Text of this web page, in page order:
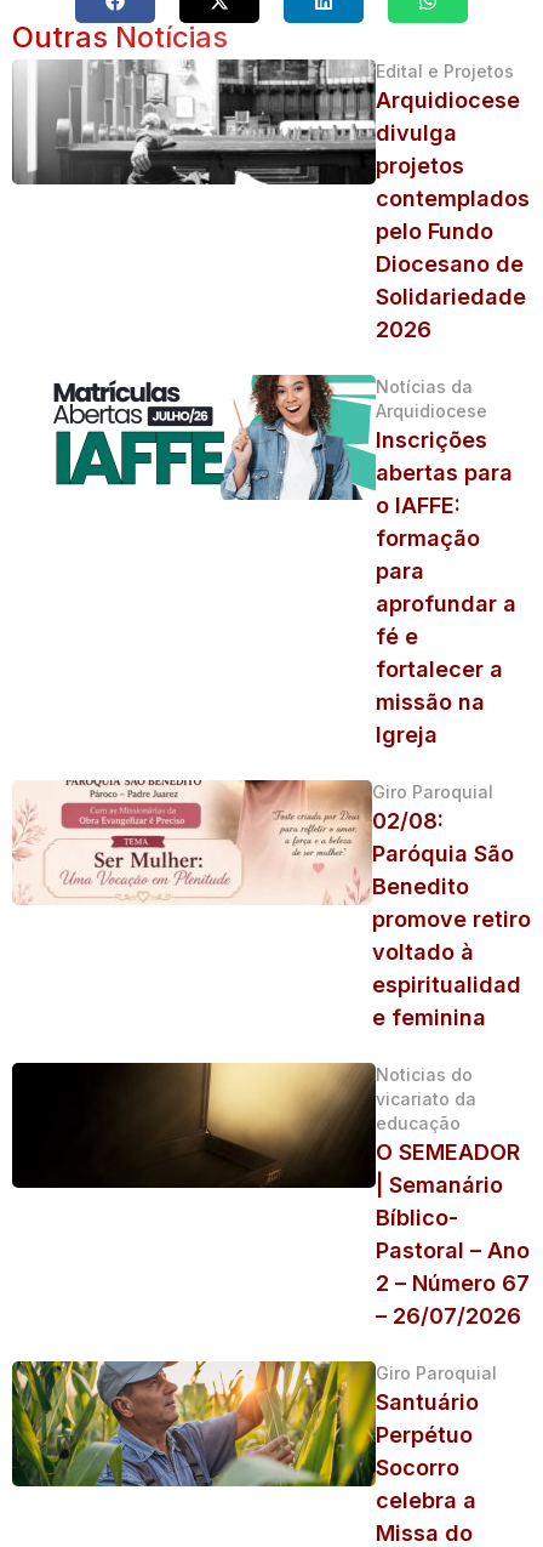
Outras Notícias
Edital e Projetos
Arquidiocese
divulga
projetos
contemplados
pelo Fundo
Diocesano de
Solidariedade
2026
Notícias da
Arquidiocese
Inscrições
abertas para
o IAFFE:
formação
para
aprofundar a
fé e
fortalecer a
missão na
Igreja
Giro Paroquial
02/08:
Paróquia São
Benedito
promove retiro
voltado à
espiritualidad
e feminina
Noticias do
vicariato da
educação
O SEMEADOR
| Semanário
Bíblico-
Pastoral – Ano
2 – Número 67
– 26/07/2026
Giro Paroquial
Santuário
Perpétuo
Socorro
celebra a
Missa do